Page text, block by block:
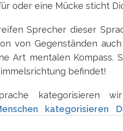
oder eine Mücke sticht
Sprecher dieser
von Gegenständen
Art mentalen Kompass.
befindet!
kategorisieren
kategorisieren